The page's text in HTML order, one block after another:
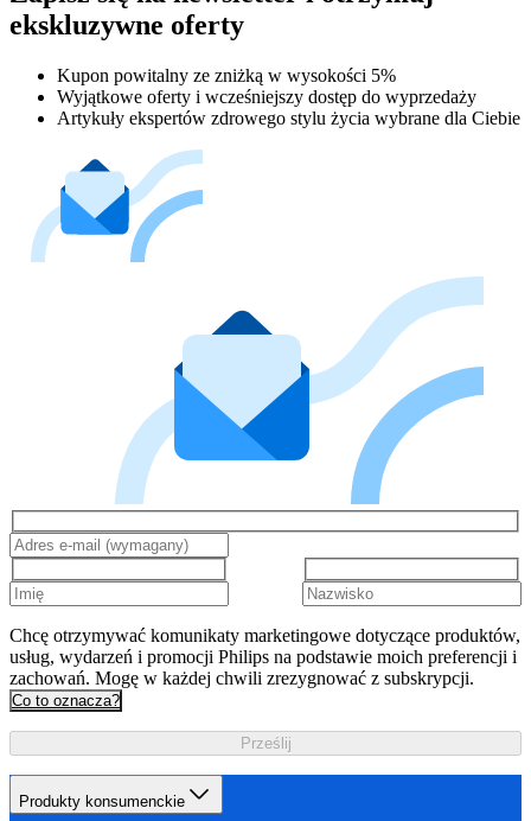
ekskluzywne oferty
Kupon powitalny ze zniżką w wysokości 5%
Wyjątkowe oferty i wcześniejszy dostęp do wyprzedaży
Artykuły ekspertów zdrowego stylu życia wybrane dla Ciebie
Chcę otrzymywać komunikaty marketingowe dotyczące produktów,
usług, wydarzeń i promocji Philips na podstawie moich preferencji i
zachowań. Mogę w każdej chwili zrezygnować z subskrypcji.
Co to oznacza?
Prześlij
Produkty konsumenckie